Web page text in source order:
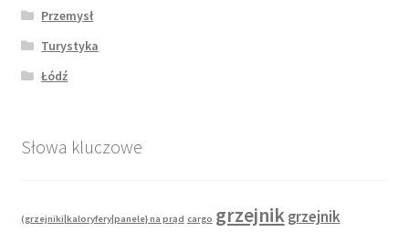
Przemysł
Turystyka
Łódź
Słowa kluczowe
(grzejniki|kaloryfery|panele} na prąd cargo grzejnik grzejnik